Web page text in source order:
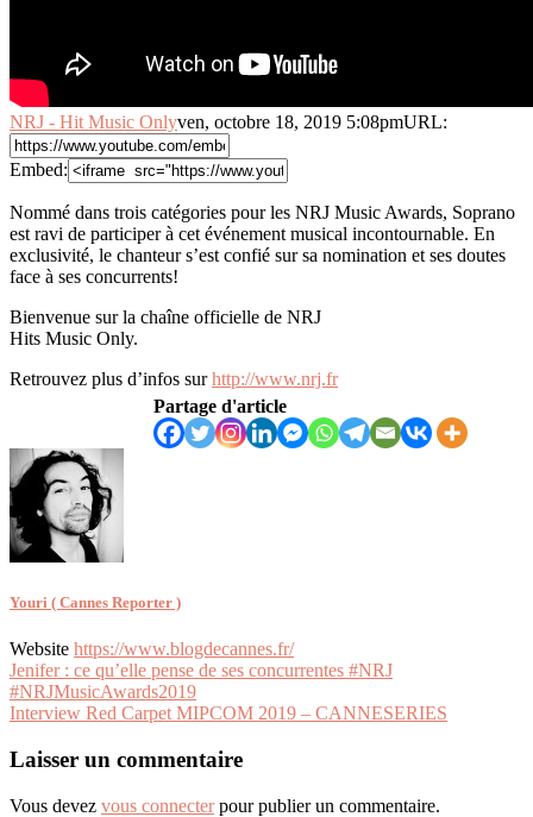
NRJ - Hit Music Onlyven, octobre 18, 2019 5:08pmURL:
Embed:
Nommé dans trois catégories pour les NRJ Music Awards, Soprano
est ravi de participer à cet événement musical incontournable. En
exclusivité, le chanteur s’est confié sur sa nomination et ses doutes
face à ses concurrents!
Bienvenue sur la chaîne officielle de NRJ
Hits Music Only.
Retrouvez plus d’infos surhttp://www.nrj.fr
Partage d'article
Youri ( Cannes Reporter )
Website https://www.blogdecannes.fr/
Navigation
de
Jenifer : ce qu’elle pense de ses concurrentes #NRJ
#NRJMusicAwards2019
Interview Red Carpet MIPCOM 2019 – CANNESERIES
Laisser un commentaire
Vous devez vous connecterpour publier un commentaire.